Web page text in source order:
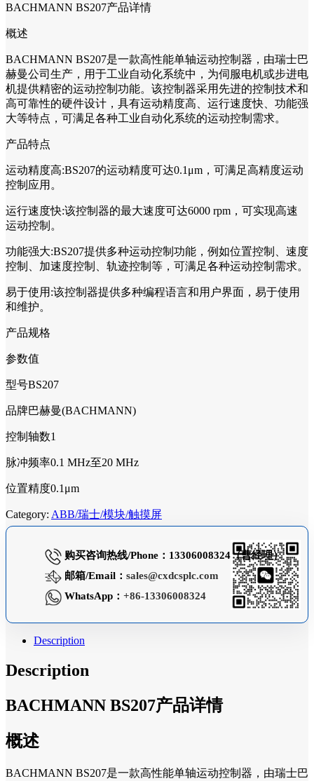
BACHMANN BS207产品详情
概述
BACHMANN BS207是一款高性能单轴运动控制器，由瑞士巴
赫曼公司生产，用于工业自动化系统中，为伺服电机或步进电
机提供精密的运动控制功能。该控制器采用先进的控制技术和
高可靠性的硬件设计，具有运动精度高、运行速度快、功能强
大等特点，可满足各种工业自动化系统的运动控制需求。
产品特点
运动精度高:BS207的运动精度可达0.1μm，可满足高精度运动
控制应用。
运行速度快:该控制器的最大速度可达6000 rpm，可实现高速
运动控制。
功能强大:BS207提供多种运动控制功能，例如位置控制、速度
控制、加速度控制、轨迹控制等，可满足各种运动控制需求。
易于使用:该控制器提供多种编程语言和用户界面，易于使用
和维护。
产品规格
参数值
型号BS207
品牌巴赫曼(BACHMANN)
控制轴数1
脉冲频率0.1 MHz至20 MHz
位置精度0.1μm
Category: ABB/瑞士/模块/触摸屏
购买咨询热线/Phone：13306008324（曹经理）
邮箱/Email： sales@cxdcsplc.com
WhatsApp： +86-13306008324
Description
Description
BACHMANN BS207产品详情
概述
BACHMANN BS207是一款高性能单轴运动控制器，由瑞士巴